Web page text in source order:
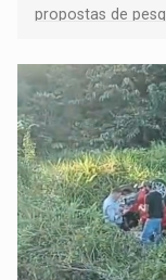
propostas de